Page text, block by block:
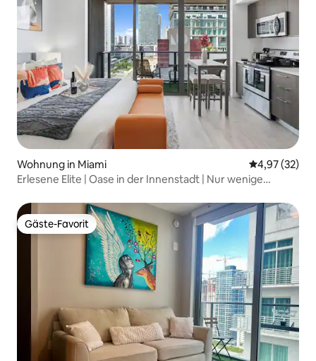
Wohnung in Miami
4,97 (32)
Erlesene Elite | Oase in der Innenstadt | Nur wenige
Gäste-Favorit
Gäste-Favorit